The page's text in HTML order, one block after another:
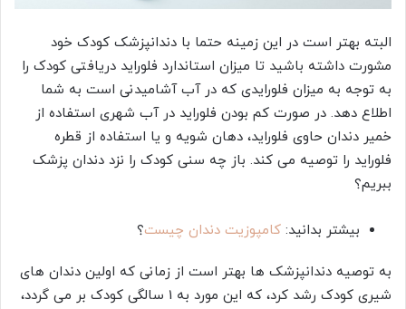
البته بهتر است در این زمینه حتما با دندانپزشک کودک خود
مشورت داشته باشید تا میزان استاندارد فلوراید دریافتی کودک را
به توجه به میزان فلورایدی که در آب آشامیدنی است به شما
اطلاع دهد. در صورت کم بودن فلوراید در آب شهری استفاده از
خمیر دندان حاوی فلوراید، دهان‌ شویه و یا استفاده از قطره
فلوراید را توصیه می‌ کند. باز چه سنی کودک را نزد دندان ‌پزشک
ببریم؟
بیشتر بدانید: کامپوزیت دندان چیست؟
به توصیه دندانپزشک‌ ها بهتر است از زمانی که اولین دندان‌ های
شیری کودک رشد کرد، که این مورد به 1 سالگی کودک بر می‌ گردد،